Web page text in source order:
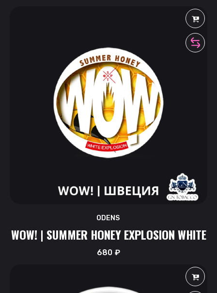
ODENS
WOW! | SUMMER HONEY EXPLOSION WHITE
680₽